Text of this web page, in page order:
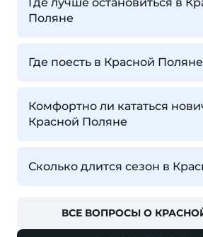
Поляне
Где поесть в Красной Поляне
Комфортно ли кататься
Красной Поляне
Сколько длится сезон в
ВСЕ ВОПРОСЫ О